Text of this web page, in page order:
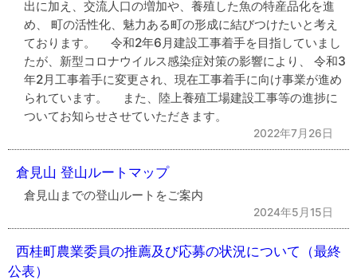
出に加え、交流人口の増加や、養殖した魚の特産品化を進
め、 町の活性化、魅力ある町の形成に結びつけたいと考え
ております。 令和2年6月建設工事着手を目指していまし
たが、新型コロナウイルス感染症対策の影響により、 令和3
年2月工事着手に変更され、現在工事着手に向け事業が進め
られています。 また、陸上養殖工場建設工事等の進捗に
ついてお知らせさせていただきます。
2022年7月26日
倉見山 登山ルートマップ
倉見山までの登山ルートをご案内
2024年5月15日
西桂町農業委員の推薦及び応募の状況について（最終
公表）